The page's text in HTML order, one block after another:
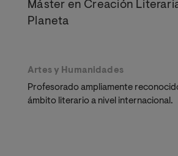
Máster en Creación
Planeta
Artes y Humanidades
Profesorado ampliamente
ámbito literario a nivel internacional.